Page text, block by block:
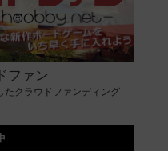
ファン
たクラウドファンディング